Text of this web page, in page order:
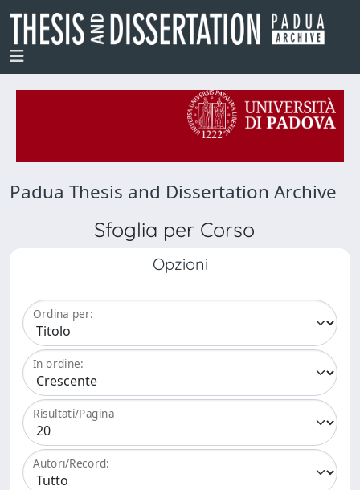
Padua Thesis and Dissertation Archive
Sfoglia per Corso
Opzioni
Ordina per:
In ordine:
Risultati/Pagina
Autori/Record: